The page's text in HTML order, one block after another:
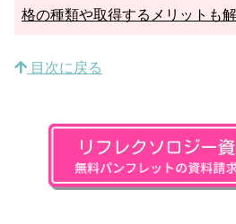
格の種類や取得するメリットも解
目次に戻る